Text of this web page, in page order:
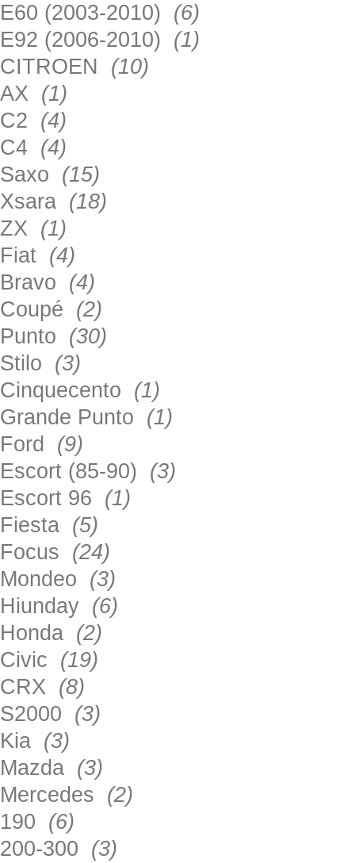
E60 (2003-2010) (6)
E92 (2006-2010) (1)
CITROEN (10)
AX (1)
C2 (4)
C4 (4)
Saxo (15)
Xsara (18)
ZX (1)
Fiat (4)
Bravo (4)
Coupé (2)
Punto (30)
Stilo (3)
Cinquecento (1)
Grande Punto (1)
Ford (9)
Escort (85-90) (3)
Escort 96 (1)
Fiesta (5)
Focus (24)
Mondeo (3)
Hiunday (6)
Honda (2)
Civic (19)
CRX (8)
S2000 (3)
Kia (3)
Mazda (3)
Mercedes (2)
190 (6)
200-300 (3)